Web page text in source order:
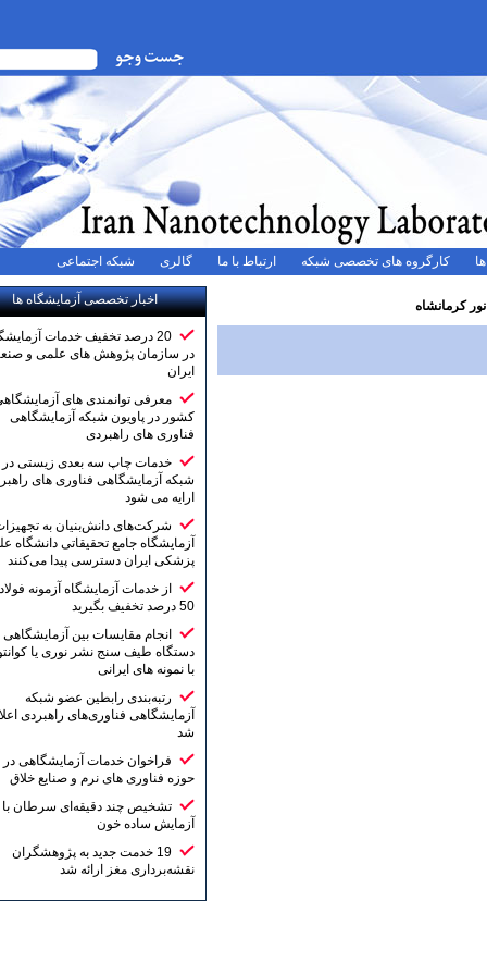
های تخصصی شبکه ارتباط با ما گالری شبکه اجتماعی
اخبار تخصصی آزمایشگاه ها
20 درصد تخفیف خدمات آزمایشگاهی
در سازمان پژوهش های علمی و صنعتی
معرفی توانمندی های آزمایشگاهی
کشور در پاویون شبکه آزمایشگاهی
فناوری های راهبردی
خدمات چاپ سه بعدی زیستی در
شبکه آزمایشگاهی فناوری های راهبردی
شرکت‌های دانش‌بنیان به تجهیزات
آزمایشگاه جامع تحقیقاتی دانشگاه علوم
پزشکی ایران دسترسی پیدا می‌کنند
از خدمات آزمایشگاه آزمونه فولاد تا
انجام مقایسات بین آزمایشگاهی
دستگاه طیف سنج نشر نوری یا کوانتومتر
با نمونه های ایرانی
رتبه‌بندی رابطین عضو شبکه
آزمایشگاهی فناوری‌های راهبردی اعلام
فراخوان خدمات آزمایشگاهی در
حوزه فناوری های نرم و صنایع خلاق
تشخیص چند دقیقه‌ای سرطان با یک
آزمایش ساده خون
19 خدمت جدید به پژوهشگران
نقشه‌برداری مغز ارائه شد